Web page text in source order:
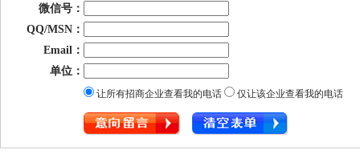
微信号：
QQ/MSN：
Email：
单位：
让所有招商企业查看我的电话 仅让该企业查看我的电话